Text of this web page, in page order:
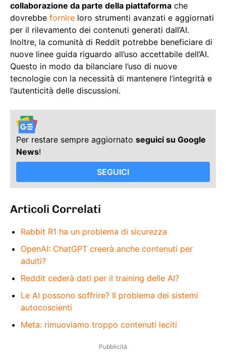
collaborazione da parte della piattaforma che
dovrebbe fornire loro strumenti avanzati e aggiornati
per il rilevamento dei contenuti generati dall’AI.
Inoltre, la comunità di Reddit potrebbe beneficiare di
nuove linee guida riguardo all’uso accettabile dell’AI.
Questo in modo da bilanciare l’uso di nuove
tecnologie con la necessità di mantenere l’integrità e
l’autenticità delle discussioni.
Per restare sempre aggiornato seguici su Google
News!
SEGUICI
Articoli Correlati
Rabbit R1 ha un problema di sicurezza
OpenAI: ChatGPT creerà anche contenuti per
adulti?
Reddit cederà dati per il training delle AI?
Le AI possono soffrire? Il problema dei sistemi
autocoscienti
Meta: rimuoviamo troppo contenuti leciti
Pubblicità